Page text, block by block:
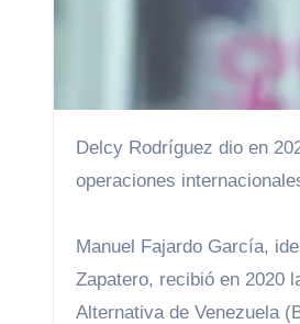
Delcy Rodríguez dio en 2020 su visto bueno al círculo de Zapatero para poner en marcha una criptobolsa vinculada a
operaciones
Manuel Fajardo García,
Zapatero, recibió en 2020
Alternativa de Venezuela